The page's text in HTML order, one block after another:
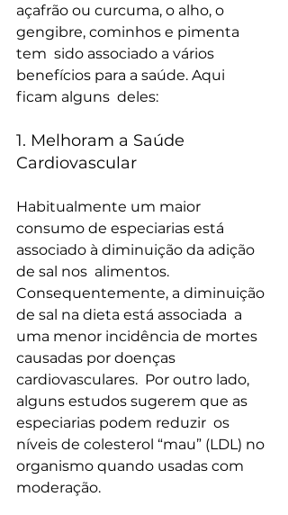
açafrão ou curcuma, o alho, o
gengibre, cominhos e pimenta
tem  sido associado a vários
benefícios para a saúde. Aqui
ficam alguns  deles:
1. Melhoram a Saúde
Cardiovascular
Habitualmente um maior
consumo de especiarias está
associado à diminuição da adição
de sal nos  alimentos.
Consequentemente, a diminuição
de sal na dieta está associada  a
uma menor incidência de mortes
causadas por doenças
cardiovasculares.  Por outro lado,
alguns estudos sugerem que as
especiarias podem reduzir  os
níveis de colesterol “mau” (LDL) no
organismo quando usadas com
moderação.